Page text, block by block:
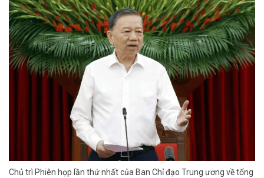
Chủ trì Phiên họp lần thứ nhất của Ban Chỉ đạo Trung ương về tổng